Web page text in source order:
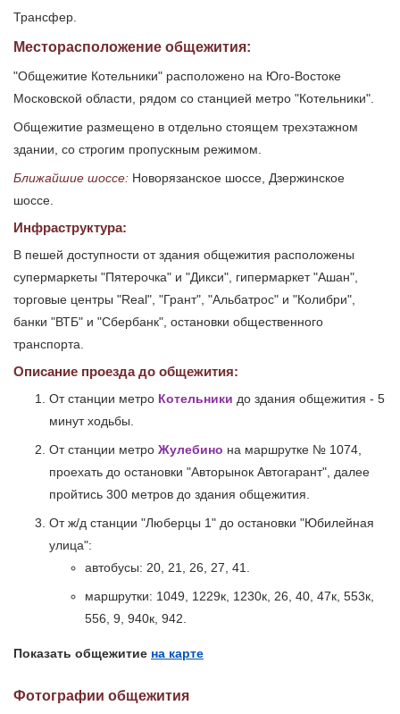
Трансфер.
Месторасположение общежития:
"Общежитие Котельники" расположено на Юго-Востоке
Московской области, рядом со станцией метро "Котельники".
Общежитие размещено в отдельно стоящем трехэтажном
здании, со строгим пропускным режимом.
Ближайшие шоссе: Новорязанское шоссе, Дзержинское
шоссе.
Инфраструктура:
В пешей доступности от здания общежития расположены
супермаркеты "Пятерочка" и "Дикси", гипермаркет "Ашан",
торговые центры "Real", "Грант", "Альбатрос" и "Колибри",
банки "ВТБ" и "Сбербанк", остановки общественного
транспорта.
Описание проезда до общежития:
От станции метро Котельники до здания общежития - 5
минут ходьбы.
От станции метро Жулебино на маршрутке № 1074,
проехать до остановки "Авторынок Автогарант", далее
пройтись 300 метров до здания общежития.
От ж/д станции "Люберцы 1" до остановки "Юбилейная
улица":
автобусы: 20, 21, 26, 27, 41.
маршрутки: 1049, 1229к, 1230к, 26, 40, 47к, 553к,
556, 9, 940к, 942.
Показать общежитие на карте
Фотографии общежития